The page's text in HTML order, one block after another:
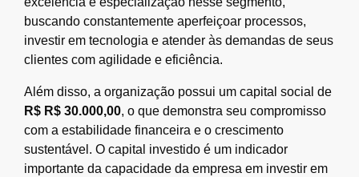
buscando constantemente aperfeiçoar processos,
investir em tecnologia e atender às demandas de seus
clientes com agilidade e eficiência.
Além disso, a organização possui um capital social de
R$ R$ 30.000,00, o que demonstra seu compromisso
com a estabilidade financeira e o crescimento
sustentável. O capital investido é um indicador
importante da capacidade da empresa em investir em